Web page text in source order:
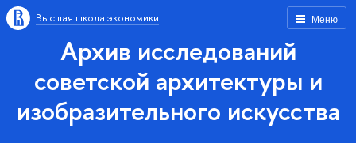
Меню
Высшая школа экономики
Архив исследований
советской архитектуры и
изобразительного искусства